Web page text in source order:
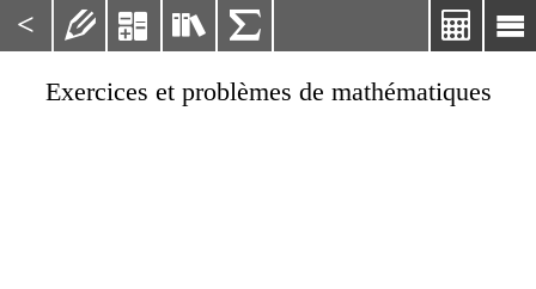
< 

   
Exercices et problèmes de mathématiques